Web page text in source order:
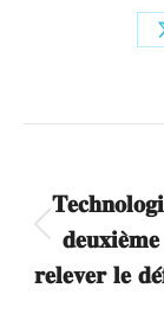
article
𝐝𝐞𝐮𝐱𝐢𝐞̀𝐦𝐞
𝐫𝐞𝐥𝐞𝐯𝐞𝐫 𝐥𝐞